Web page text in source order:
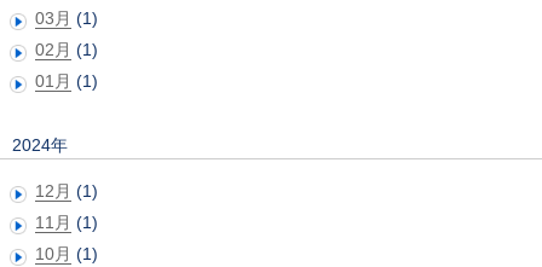
03月 (1)
02月 (1)
01月 (1)
2024年
12月 (1)
11月 (1)
10月 (1)